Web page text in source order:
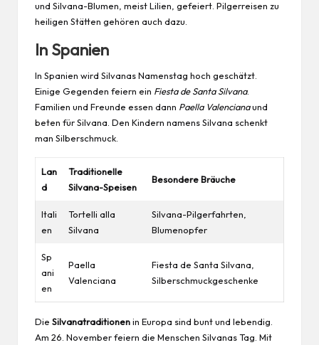
und Silvana-Blumen, meist Lilien, gefeiert. Pilgerreisen zu
heiligen Stätten gehören auch dazu.
In Spanien
In Spanien wird Silvanas Namenstag hoch geschätzt.
Einige Gegenden feiern ein Fiesta de Santa Silvana.
Familien und Freunde essen dann Paella Valencianaund
beten für Silvana. Den Kindern namens Silvana schenkt
man Silberschmuck.
Lan
d
Traditionelle
Silvana-Speisen
Besondere Bräuche
Itali
en
Tortelli alla
Silvana
Silvana-Pilgerfahrten,
Blumenopfer
Sp
ani
en
Paella
Valenciana
Fiesta de Santa Silvana,
Silberschmuckgeschenke
Die Silvanatraditionenin Europa sind bunt und lebendig.
Am 26. November feiern die Menschen Silvanas Tag. Mit